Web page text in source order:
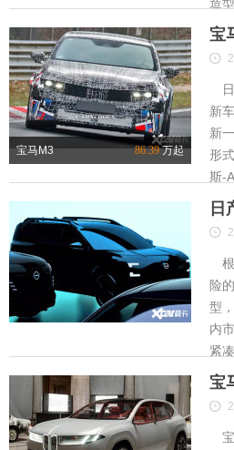
宝马M3 86.39万起
宝
日
新
新
形
斯-
日
根
险
型
内
紧
宝
宝